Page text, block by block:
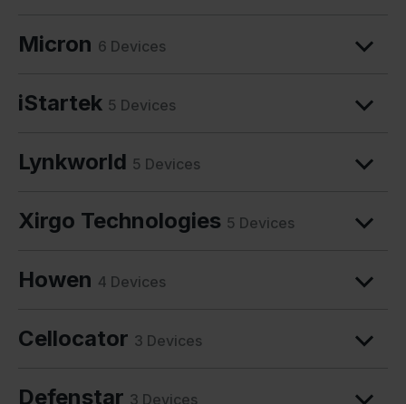
Micron 6 Devices
iStartek 5 Devices
Lynkworld 5 Devices
Xirgo Technologies 5 Devices
Howen 4 Devices
Cellocator 3 Devices
Defenstar 3 Devices